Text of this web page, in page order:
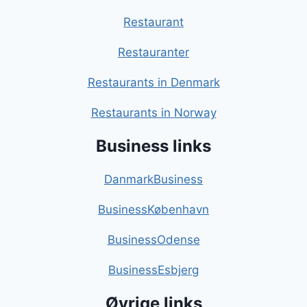
Restaurant
Restauranter
Restaurants in Denmark
Restaurants in Norway
Business links
DanmarkBusiness
BusinessKøbenhavn
BusinessOdense
BusinessEsbjerg